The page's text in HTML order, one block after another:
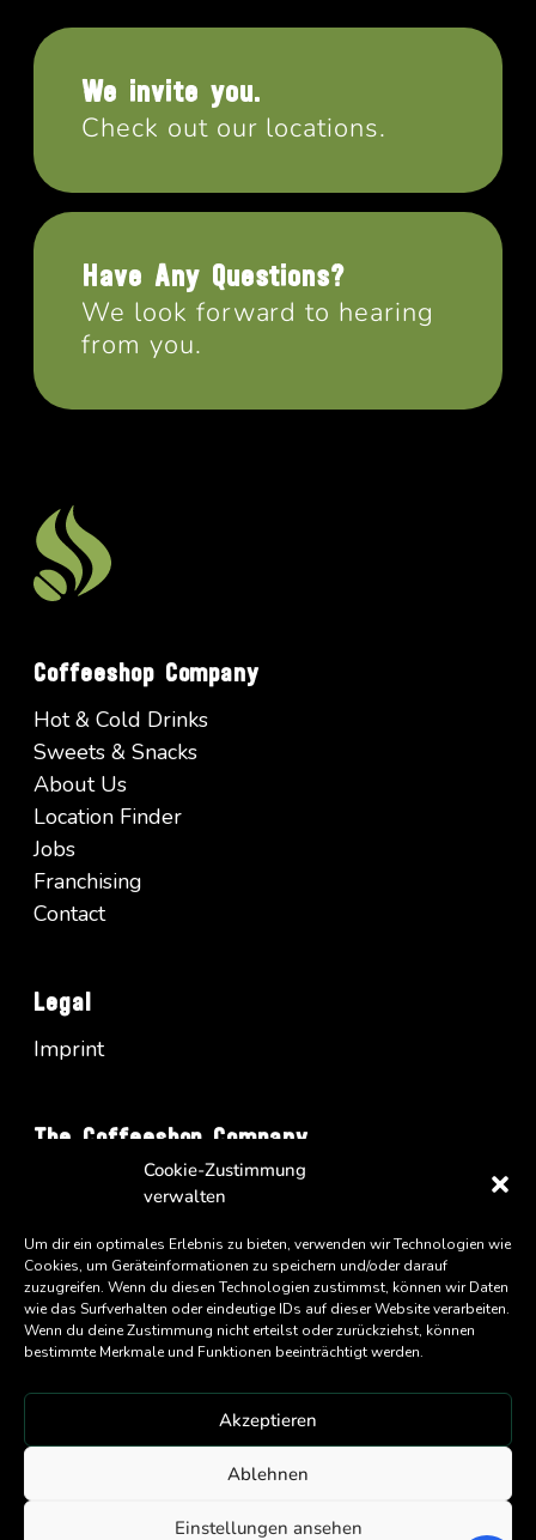
Cookie-Zustimmung
verwalten
Um dir ein optimales Erlebnis zu bieten, verwenden wir Technologien wie
Cookies, um Geräteinformationen zu speichern und/oder darauf
zuzugreifen. Wenn du diesen Technologien zustimmst, können wir Daten
wie das Surfverhalten oder eindeutige IDs auf dieser Website verarbeiten.
Wenn du deine Zustimmung nicht erteilst oder zurückziehst, können
bestimmte Merkmale und Funktionen beeinträchtigt werden.
Akzeptieren
Ablehnen
Einstellungen ansehen
We invite you.
Check out our locations.
Have Any Questions?
We look forward to hearing
from you.
Coffeeshop Company
Hot & Cold Drinks
Sweets & Snacks
About Us
Location Finder
Jobs
Franchising
Contact
Legal
Imprint
The Coffeeshop Company
Vienna Business Park - Turm A/34
A-1100 Wien